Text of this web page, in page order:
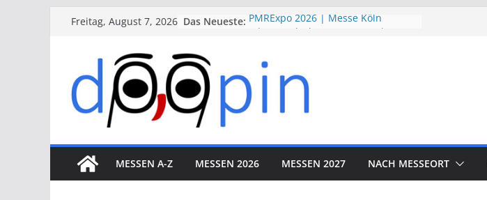
Freitag, August 7, 2026 Das Neueste: PMRExpo 2026 | Messe Köln
therapie 2026 | Messe München
VALVE WORLD EXPO 2026 | Messe
Düsseldorf
ESSEN MOTOR SHOW 2026 | Messe
MESSEN A-Z MESSEN 2026 MESSEN 2027 NACH MESSEORT